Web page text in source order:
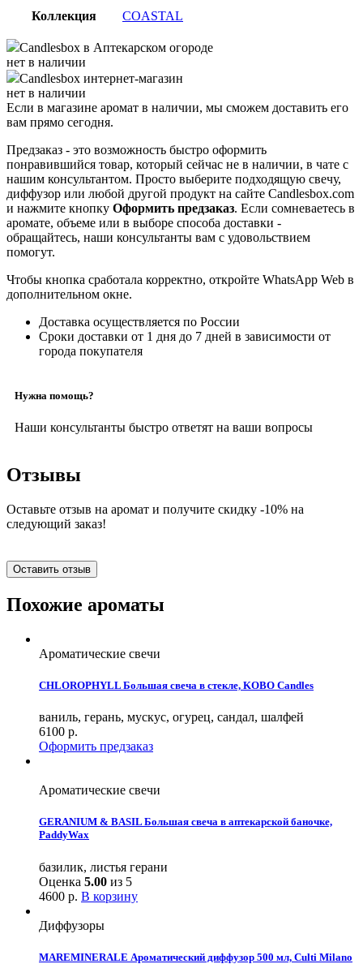
Коллекция COASTAL
Candlesbox в Аптекарском огороде
нет в наличии
Candlesbox интернет-магазин
нет в наличии
Если в магазине аромат в наличии, мы сможем доставить его
вам прямо сегодня.
Предзаказ - это возможность быстро оформить
понравившийся товар, который сейчас не в наличии, в чате с
нашим консультантом. Просто выберите подходящую свечу,
диффузор или любой другой продукт на сайте Candlesbox.com
и нажмите кнопку Оформить предзаказ. Если сомневаетесь в
аромате, объеме или в выборе способа доставки -
обращайтесь, наши консультанты вам с удовольствием
помогут.
Чтобы кнопка сработала корректно, откройте WhatsApp Web в
дополнительном окне.
Доставка осуществляется по России
Сроки доставки от 1 дня до 7 дней в зависимости от
города покупателя
Нужна помощь?
Наши консультанты быстро ответят на ваши вопросы
Отзывы
Оставьте отзыв на аромат и получите скидку -10% на
следующий заказ!
Оставить отзыв
Похожие ароматы
Ароматические свечи
CHLOROPHYLL Большая свеча в стекле, KOBO Candles
ваниль, герань, мускус, огурец, сандал, шалфей
6100 р.
Оформить предзаказ
Ароматические свечи
GERANIUM & BASIL Большая свеча в аптекарской баночке,
PaddyWax
базилик, листья герани
Оценка 5.00 из 5
4600 р. В корзину
Диффузоры
MAREMINERALE Ароматический диффузор 500 мл, Culti Milano